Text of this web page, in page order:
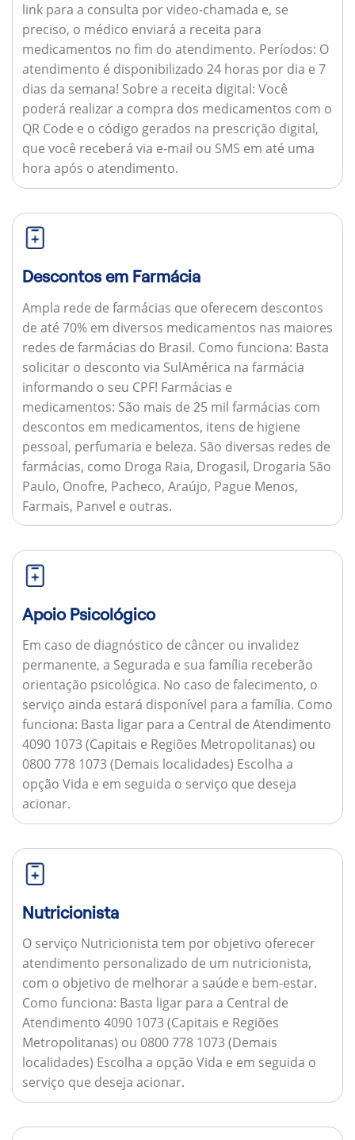
link para a consulta por video-chamada e, se
preciso, o médico enviará a receita para
medicamentos no fim do atendimento. Períodos: O
atendimento é disponibilizado 24 horas por dia e 7
dias da semana! Sobre a receita digital: Você
poderá realizar a compra dos medicamentos com o
QR Code e o código gerados na prescrição digital,
que você receberá via e-mail ou SMS em até uma
hora após o atendimento.
Descontos em Farmácia
Ampla rede de farmácias que oferecem descontos
de até 70% em diversos medicamentos nas maiores
redes de farmácias do Brasil. Como funciona: Basta
solicitar o desconto via SulAmérica na farmácia
informando o seu CPF! Farmácias e
medicamentos: São mais de 25 mil farmácias com
descontos em medicamentos, itens de higiene
pessoal, perfumaria e beleza. São diversas redes de
farmácias, como Droga Raia, Drogasil, Drogaria São
Paulo, Onofre, Pacheco, Araújo, Pague Menos,
Farmais, Panvel e outras.
Apoio Psicológico
Em caso de diagnóstico de câncer ou invalidez
permanente, a Segurada e sua família receberão
orientação psicológica. No caso de falecimento, o
serviço ainda estará disponível para a família. Como
funciona: Basta ligar para a Central de Atendimento
4090 1073 (Capitais e Regiões Metropolitanas) ou
0800 778 1073 (Demais localidades) Escolha a
opção Vida e em seguida o serviço que deseja
acionar.
Nutricionista
O serviço Nutricionista tem por objetivo oferecer
atendimento personalizado de um nutricionista,
com o objetivo de melhorar a saúde e bem-estar.
Como funciona: Basta ligar para a Central de
Atendimento 4090 1073 (Capitais e Regiões
Metropolitanas) ou 0800 778 1073 (Demais
localidades) Escolha a opção Vida e em seguida o
serviço que deseja acionar.